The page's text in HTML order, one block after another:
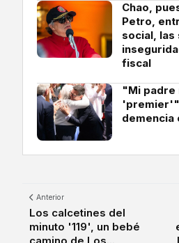
Chao,
Petro,
social, las
fiscal
"Mi padre
demencia
Anterior
Los calcetines del
minuto '119', un bebé